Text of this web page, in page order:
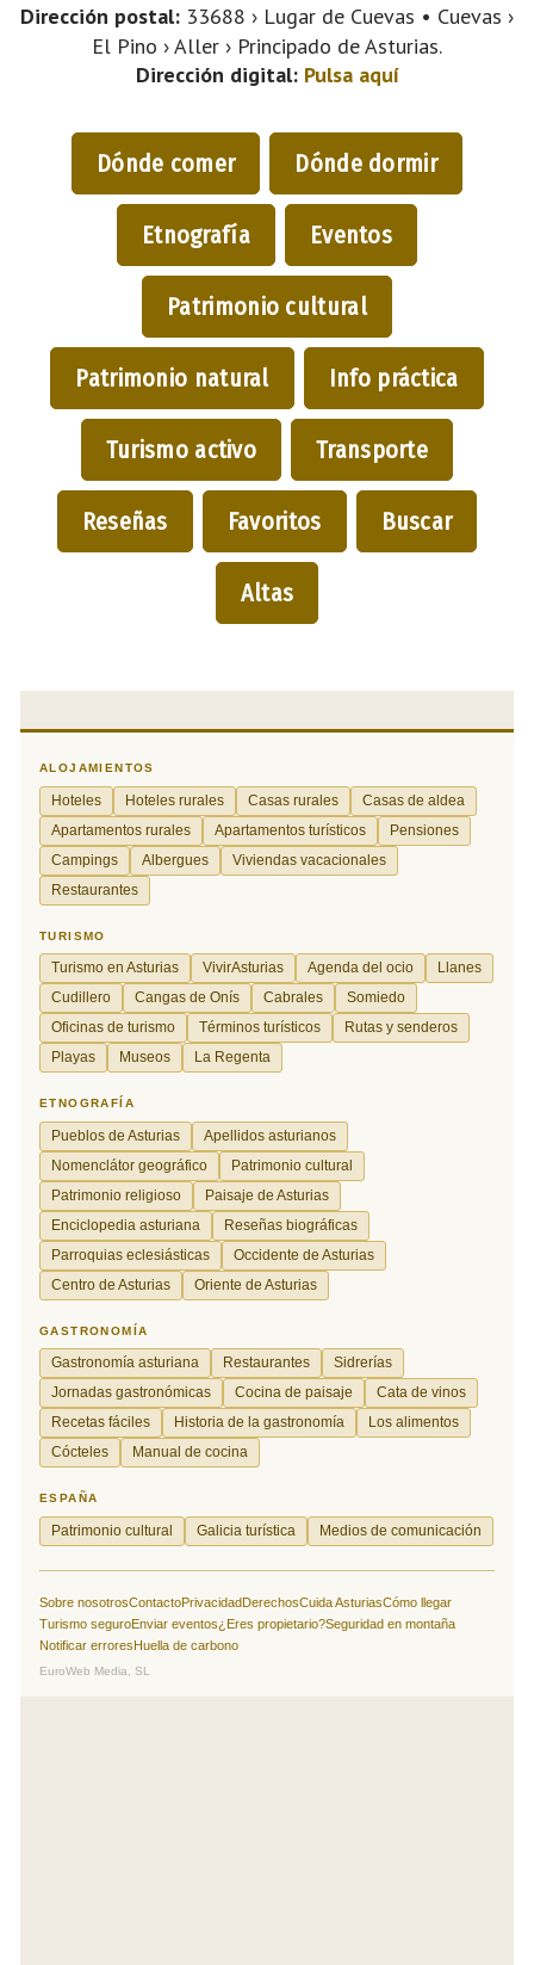
Dirección postal: 33688 › Lugar de Cuevas • Cuevas ›
El Pino › Aller › Principado de Asturias.
Dirección digital: Pulsa aquí
Dónde comer Dónde dormir
Etnografía Eventos
Patrimonio cultural
Patrimonio natural Info práctica
Turismo activo Transporte
Reseñas Favoritos Buscar
Altas